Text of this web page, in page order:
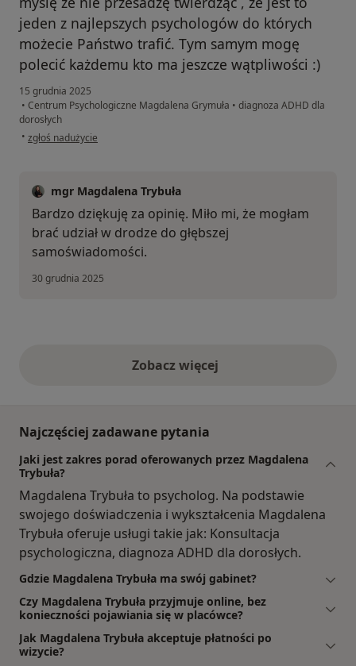
jeden z najlepszych psychologów do których
możecie Państwo trafić. Tym samym mogę
polecić każdemu kto ma jeszcze wątpliwości :)
15 grudnia 2025
• Centrum Psychologiczne Magdalena Grymuła • diagnoza ADHD dla
dorosłych
• w opinii użytkownika Mikołaj
zgłoś nadużycie
mgr Magdalena Trybuła
Bardzo dziękuję za opinię. Miło mi, że mogłam
brać udział w drodze do głębszej
samoświadomości.
30 grudnia 2025
Zobacz więcejopinie powyżej
Najczęściej zadawane pytania
Jaki jest zakres porad oferowanych przez Magdalena
Trybuła?
Magdalena Trybuła to psycholog. Na podstawie
swojego doświadczenia i wykształcenia Magdalena
Trybuła oferuje usługi takie jak: Konsultacja
psychologiczna, diagnoza ADHD dla dorosłych.
Gdzie Magdalena Trybuła ma swój gabinet?
Czy Magdalena Trybuła przyjmuje online, bez
konieczności pojawiania się w placówce?
Jak Magdalena Trybuła akceptuje płatności po
wizycie?